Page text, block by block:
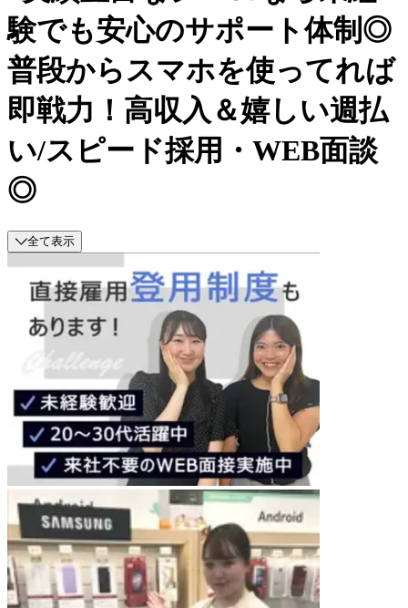
験でも安心のサポート体制◎
普段からスマホを使ってれば
即戦力！高収入＆嬉しい週払
い/スピード採用・WEB面談
◎
全て表示